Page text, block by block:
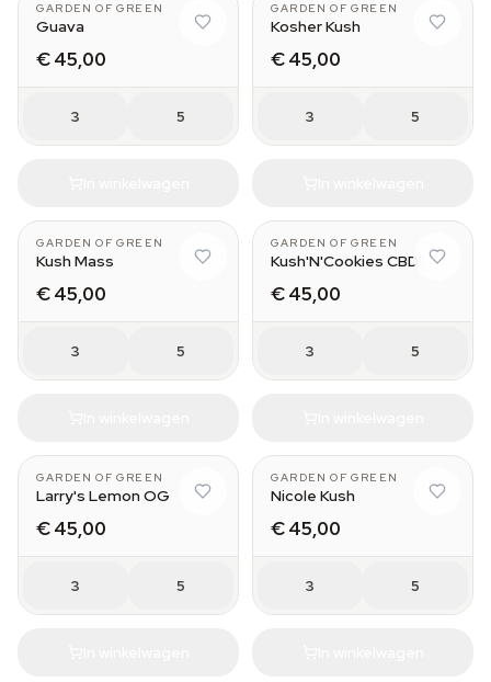
GARDEN OF GREEN
Guava
€ 45,00
3 5
GARDEN OF GREEN
Kosher Kush
€ 45,00
3 5
GARDEN OF GREEN
Kush Mass
€ 45,00
3 5
GARDEN OF GREEN
Kush'N'Cookies CBD
€ 45,00
3 5
GARDEN OF GREEN
Larry's Lemon OG
€ 45,00
3 5
GARDEN OF GREEN
Nicole Kush
€ 45,00
3 5